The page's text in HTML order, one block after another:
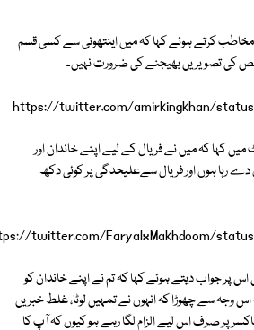
مخاطب کرتے ہوئے کہا کہ میں اینتھونی سے کسی قسم
کی تصویریں بھیجنے کی ضرورت نہیں۔
https://twitter.com/amirkingkhan/
میں کہا کہ میں نے فریال کے لیے اپنے خاندان اور
رہا ہوں اور فریال سےعلیحدگی پر کوئی دکھ
twitter.com/FaryalxMakhdoom/
اس پر جواب دیتے ہوئے کہا کہ تم نے اپنے خاندان کو
وجہ سے چھوڑا کہ انہوں نے تمہیں لوٹا، غلط خبریں
پر صرف اس لیے الزام لگا رہے ہو کیوں کہ آپ کا